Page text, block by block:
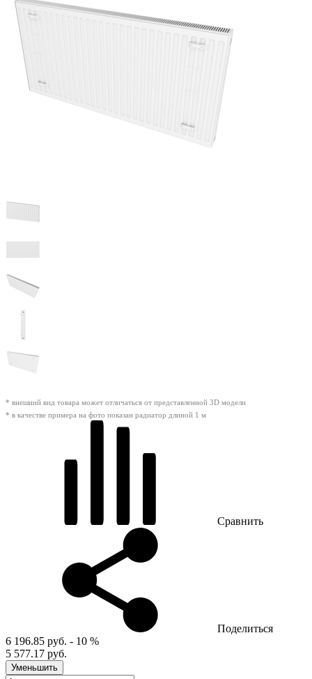
* внешний вид товара может отличаться от представленной 3D модели
* в качестве примера на фото показан радиатор длиной 1 м
Сравнить
Поделиться
6 196.85 руб. - 10 %
5 577.17 руб.
Уменьшить